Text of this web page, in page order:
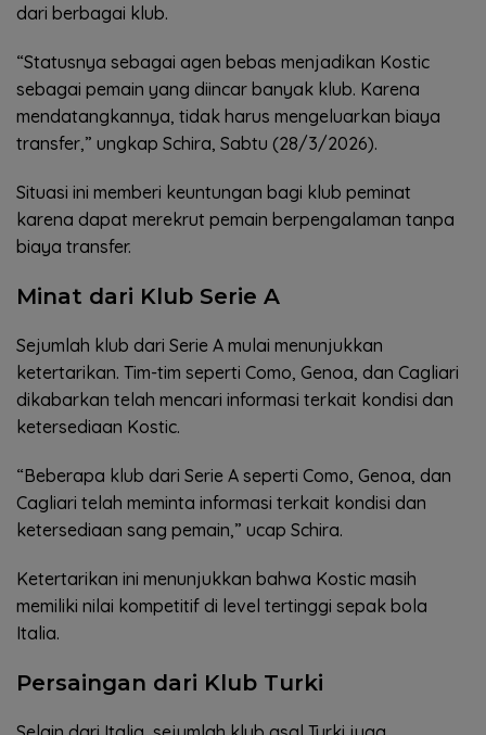
dari berbagai klub.
“Statusnya sebagai agen bebas menjadikan Kostic
sebagai pemain yang diincar banyak klub. Karena
mendatangkannya, tidak harus mengeluarkan biaya
transfer,” ungkap Schira, Sabtu (28/3/2026).
Situasi ini memberi keuntungan bagi klub peminat
karena dapat merekrut pemain berpengalaman tanpa
biaya transfer.
Minat dari Klub Serie A
Sejumlah klub dari Serie A mulai menunjukkan
ketertarikan. Tim-tim seperti Como, Genoa, dan Cagliari
dikabarkan telah mencari informasi terkait kondisi dan
ketersediaan Kostic.
“Beberapa klub dari Serie A seperti Como, Genoa, dan
Cagliari telah meminta informasi terkait kondisi dan
ketersediaan sang pemain,” ucap Schira.
Ketertarikan ini menunjukkan bahwa Kostic masih
memiliki nilai kompetitif di level tertinggi sepak bola
Italia.
Persaingan dari Klub Turki